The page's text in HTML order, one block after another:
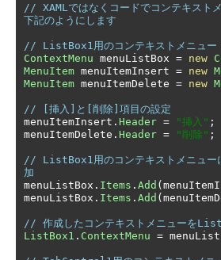
// XAMLではなくコードでコンテキスト
下記のようにします
// ListBox1用のコンテキストメニュー
ContextMenu menuListBox = new
MenuItem menuItemInsert = new
MenuItem menuItemDelete = new
// [挿入]と[削除]項目の設定
menuItemInsert . Header = "挿入" ;
menuItemDelete . Header = "削除" ;
// ListBox1用のコンテキストメニュ
加
menuListBox . Items . Add (
menuListBox . Items . Add (
// 作成したコンテキストメニューを
ListBox1 . ContextMenu =